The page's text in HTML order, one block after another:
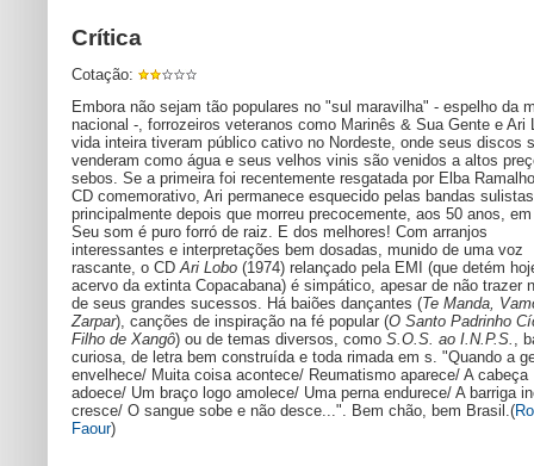
Crítica
Cotação:
Embora não sejam tão populares no "sul maravilha" - espelho da
nacional -, forrozeiros veteranos como Marinês & Sua Gente e Ari
vida inteira tiveram público cativo no Nordeste, onde seus discos
venderam como água e seus velhos vinis são venidos a altos
sebos. Se a primeira foi recentemente resgatada por Elba
CD comemorativo, Ari permanece esquecido pelas bandas
principalmente depois que morreu precocemente, aos 50 anos,
Seu som é puro forró de raiz. E dos melhores! Com arranjos
interessantes e interpretações bem dosadas, munido de uma voz
rascante, o CDAri Lobo (1974) relançado pela EMI (que detém
acervo da extinta Copacabana) é simpático, apesar de não trazer
de seus grandes sucessos. Há baiões dançantes (Te Manda,
Zarpar), canções de inspiração na fé popular (O Santo Padrinho
Filho de Xangô) ou de temas diversos, como S.O.S. ao I.N.P.S. ,
curiosa, de letra bem construída e toda rimada em s. "Quando a
envelhece/ Muita coisa acontece/ Reumatismo aparece/ A cabeça
adoece/ Um braço logo amolece/ Uma perna endurece/ A barriga
cresce/ O sangue sobe e não desce...". Bem chão, bem Brasil.(
Faour)